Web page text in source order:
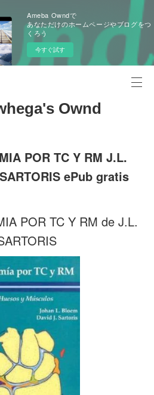
Ameba Owndで
あなただけのホームページやブログをつ
くろう
今すぐ試す
Ownd
POR TC Y RM J.L.
ePub gratis
POR TC Y RM de J.L.